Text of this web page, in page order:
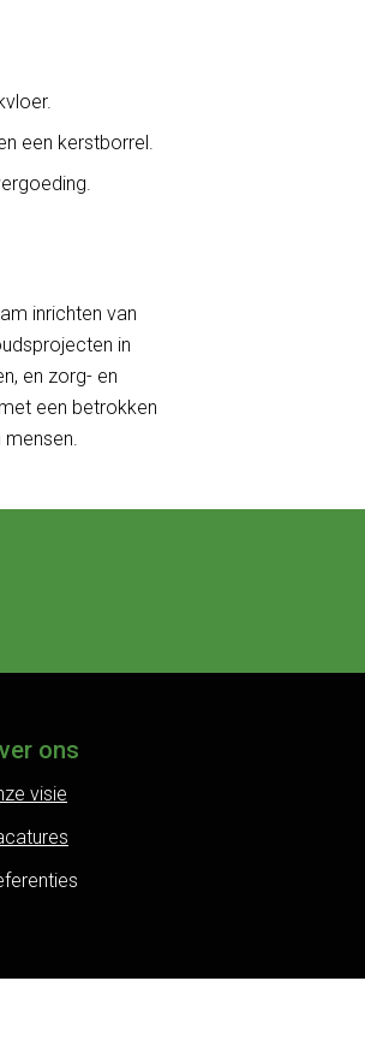
een kerstborrel.
inrichten van
in
en zorg- en
een betrokken
ons
visie